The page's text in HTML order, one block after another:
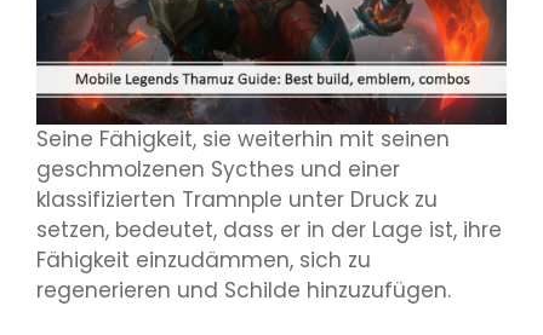
Seine Fähigkeit, sie weiterhin mit seinen
geschmolzenen Sycthes und einer
klassifizierten Tramnple unter Druck zu
setzen, bedeutet, dass er in der Lage ist, ihre
Fähigkeit einzudämmen, sich zu
regenerieren und Schilde hinzuzufügen.